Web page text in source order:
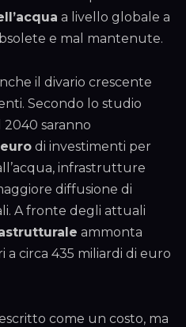
a livello globale a
e mal mantenute.
il divario crescente
Secondo lo studio
saranno
di investimenti per
infrastrutture
diffusione di
A fronte degli attuali
ammonta
a circa 435 miliardi di euro
come un costo, ma